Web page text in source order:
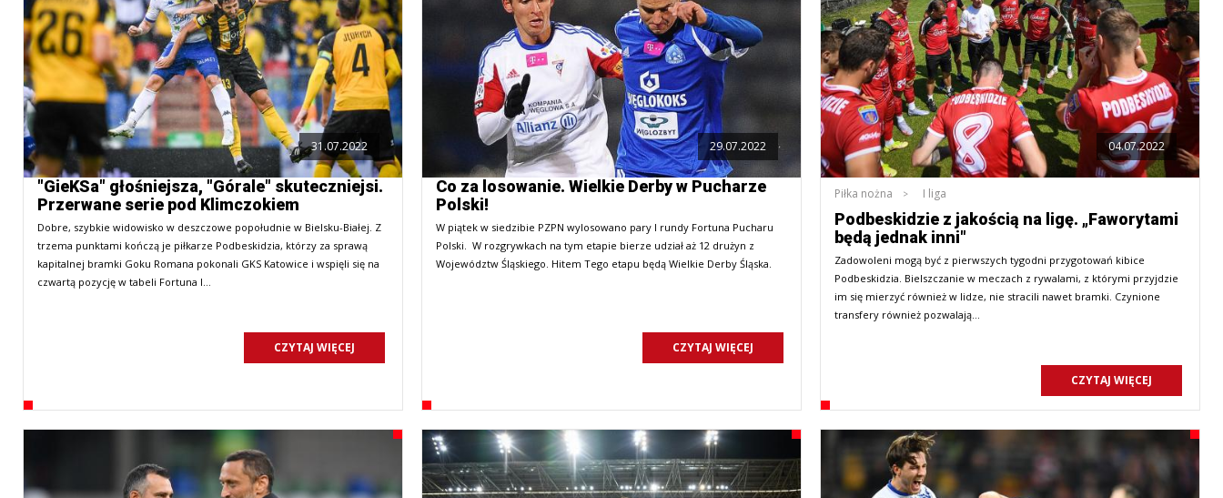
31.07.2022
"GieKSa" głośniejsza, "Górale" skuteczniejsi.
Przerwane serie pod Klimczokiem
Dobre, szybkie widowisko w deszczowe popołudnie w Bielsku-Białej. Z
trzema punktami kończą je piłkarze Podbeskidzia, którzy za sprawą
kapitalnej bramki Goku Romana pokonali GKS Katowice i wspięli się na
czwartą pozycję w tabeli Fortuna I…
CZYTAJ WIĘCEJ
29.07.2022
Co za losowanie. Wielkie Derby w Pucharze
Polski!
W piątek w siedzibie PZPN wylosowano pary I rundy Fortuna Pucharu
Polski. W rozgrywkach na tym etapie bierze udział aż 12 drużyn z
Województw Śląskiego. Hitem Tego etapu będą Wielkie Derby Śląska.
CZYTAJ WIĘCEJ
04.07.2022
Piłka nożna I liga
Podbeskidzie z jakością na ligę. „Faworytami
będą jednak inni"
Zadowoleni mogą być z pierwszych tygodni przygotowań kibice
Podbeskidzia. Bielszczanie w meczach z rywalami, z którymi przyjdzie
im się mierzyć również w lidze, nie stracili nawet bramki. Czynione
transfery również pozwalają…
CZYTAJ WIĘCEJ